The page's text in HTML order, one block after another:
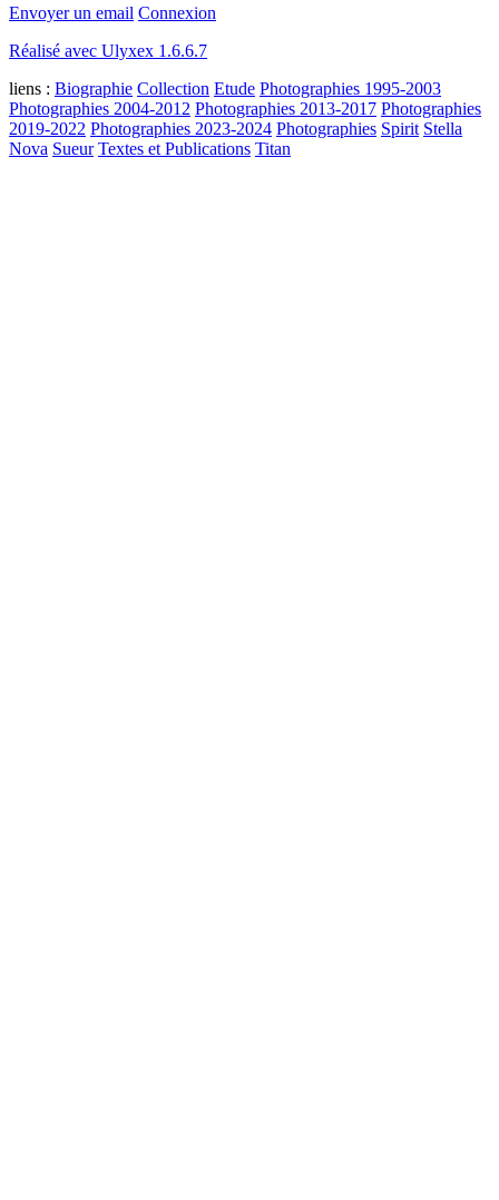
Envoyer un email Connexion
Réalisé avec Ulyxex 1.6.6.7
liens : Biographie Collection Etude Photographies 1995-2003
Photographies 2004-2012 Photographies 2013-2017 Photographies
2019-2022 Photographies 2023-2024 Photographies Spirit Stella
Nova Sueur Textes et Publications Titan